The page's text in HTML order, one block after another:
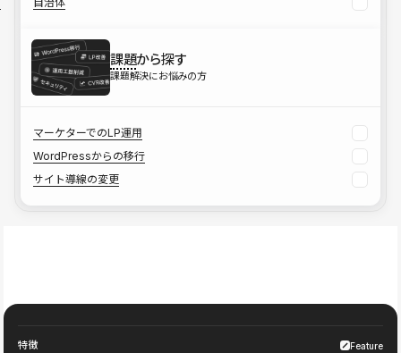
課題から探す
課題解決にお悩みの方
マーケターでのLP運用
WordPressからの移行
サイト導線の変更
特徴 Feature